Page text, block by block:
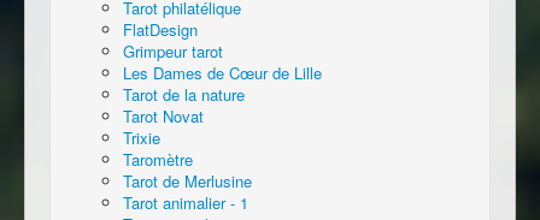
Tarot philatélique
FlatDesign
Grimpeur tarot
Les Dames de Cœur de Lille
Tarot de la nature
Tarot Novat
Trixie
Taromètre
Tarot de Merlusine
Tarot animalier - 1